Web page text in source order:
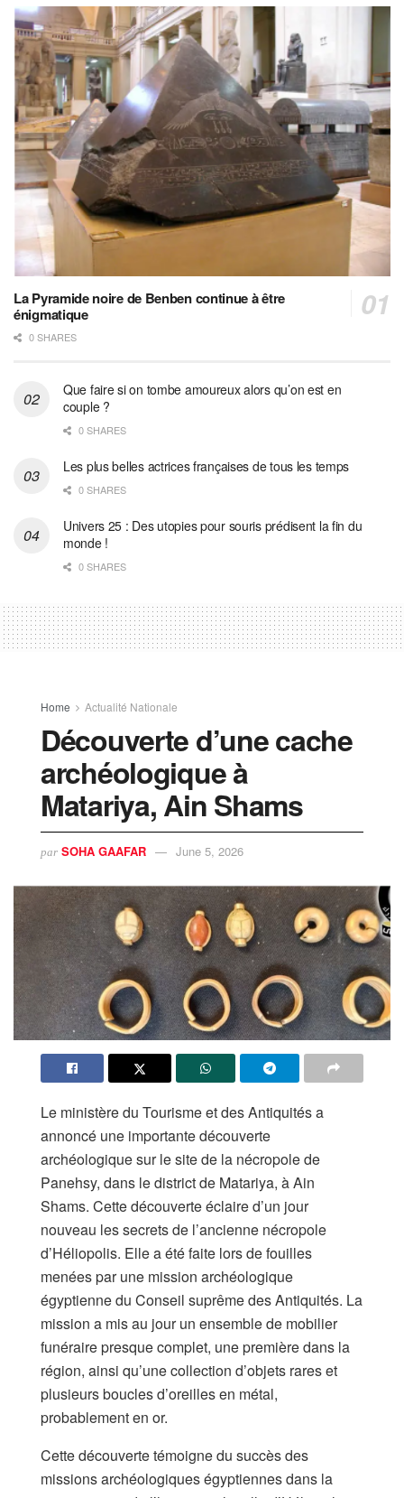
La Pyramide noire de Benben continue à être
énigmatique
0 SHARES
Que faire si on tombe amoureux alors qu’on est en
couple ?
0 SHARES
Les plus belles actrices françaises de tous les temps
0 SHARES
Univers 25 : Des utopies pour souris prédisent la fin du
monde !
0 SHARES
Home Actualité Nationale
Découverte d’une cache
archéologique à
Matariya, Ain Shams
par SOHA GAAFAR June 5, 2026
Le ministère du Tourisme et des Antiquités a
annoncé une importante découverte
archéologique sur le site de la nécropole de
Panehsy, dans le district de Matariya, à Ain
Shams. Cette découverte éclaire d’un jour
nouveau les secrets de l’ancienne nécropole
d’Héliopolis. Elle a été faite lors de fouilles
menées par une mission archéologique
égyptienne du Conseil suprême des Antiquités. La
mission a mis au jour un ensemble de mobilier
funéraire presque complet, une première dans la
région, ainsi qu’une collection d’objets rares et
plusieurs boucles d’oreilles en métal,
probablement en or.
Cette découverte témoigne du succès des
missions archéologiques égyptiennes dans la